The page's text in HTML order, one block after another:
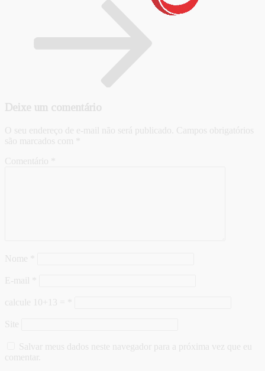
Deixe um comentário
O seu endereço de e-mail não será publicado. Campos obrigatórios
são marcados com
Comentário
Nome
E-mail
calcule 10+13 =
Site
Salvar meus dados neste navegador para a próxima vez que eu
comentar.